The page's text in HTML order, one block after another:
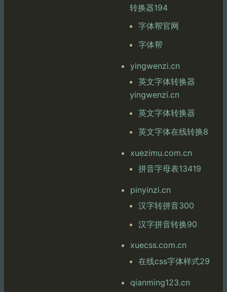
转换器194
字体帮官网
字体帮
yingwenzi.cn
英文字体转换器
yingwenzi.cn
英文字体转换器
英文字体在线转换8
xuezimu.com.cn
拼音字母表13419
pinyinzi.cn
汉字转拼音300
汉字拼音转换90
xuecss.com.cn
在线css字体样式29
qianming123.cn